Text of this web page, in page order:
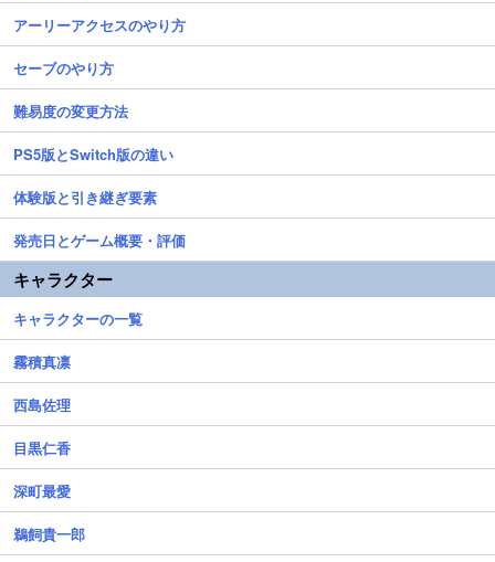
アーリーアクセスのやり方
セーブのやり方
難易度の変更方法
PS5版とSwitch版の違い
体験版と引き継ぎ要素
発売日とゲーム概要・評価
キャラクター
キャラクターの一覧
霧積真凛
西島佐理
目黒仁香
深町最愛
鵜飼貴一郎